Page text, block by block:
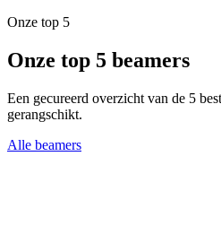
Onze top 5
Onze top 5 beamers
Een gecureerd overzicht van de 5
gerangschikt.
Alle beamers